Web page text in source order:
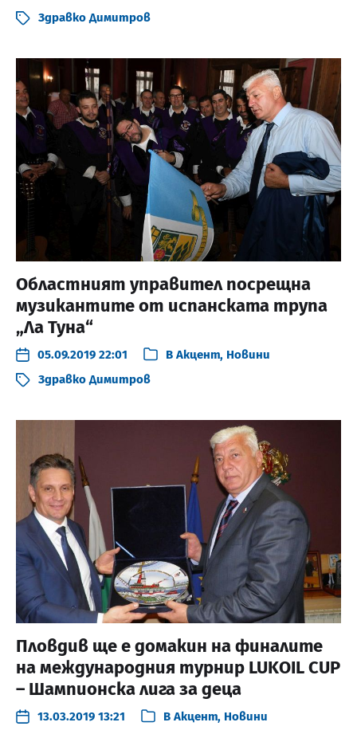
Здравко Димитров
Областният управител посрещна
музикантите от испанската трупа
„Ла Туна“
05.09.2019 22:01 В Акцент, Новини
Здравко Димитров
Пловдив ще е домакин на финалите
на международния турнир LUKOIL CUP
– Шампионска лига за деца
13.03.2019 13:21 В Акцент, Новини